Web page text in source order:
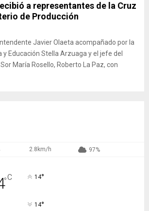
a representantes de la Cruz
de Producción
Javier Olaeta acompañado por la
Educación Stella Arzuaga y el jefe del
María Rosello, Roberto La Paz, con
2.8km/h 97%
°C 14°
14°